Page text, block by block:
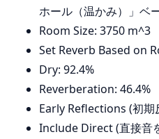
ホール（温かみ）」ベ
Room Size: 3750 m^3
Set Reverb Based on
Dry: 92.4%
Reverberation: 46.4%
Early Reflections (初期
Include Direct (直接音